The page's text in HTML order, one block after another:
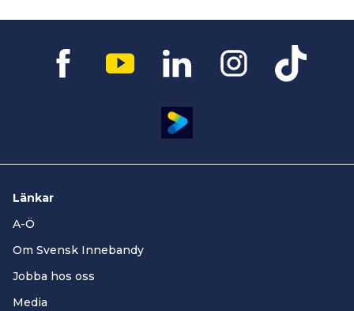
Länkar
A-Ö
Om Svensk Innebandy
Jobba hos oss
Media